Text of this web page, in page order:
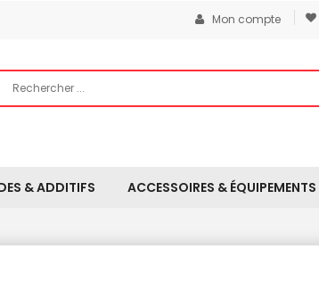
Mon compte
& ADDITIFS ACCESSOIRES & ÉQUIPEMENTS